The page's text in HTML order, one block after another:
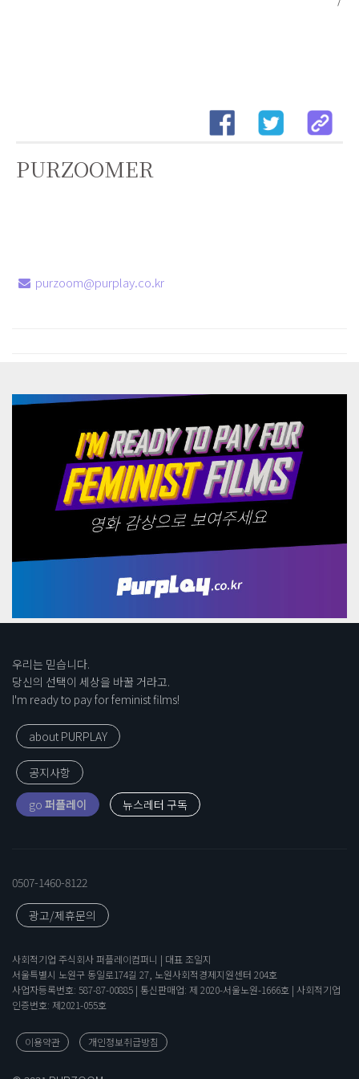
PURZOOMER
purzoom@purplay.co.kr
우리는 믿습니다.
당신의 선택이 세상을 바꿀 거라고.
I'm ready to pay for feminist films!
about PURPLAY
공지사항
go 퍼플레이
0507-1460-8122
광고/제휴문의
사회적기업 주식회사 퍼플레이컴퍼니 | 대표 조일지
서울특별시 노원구 동일로174길 27, 노원사회적경제지원센터 204호
사업자등록번호: 587-87-00885 | 통신판매업: 제 2020-서울노원-1666호 | 사회적기업
인증번호: 제2021-055호
이용약관 개인정보취급방침